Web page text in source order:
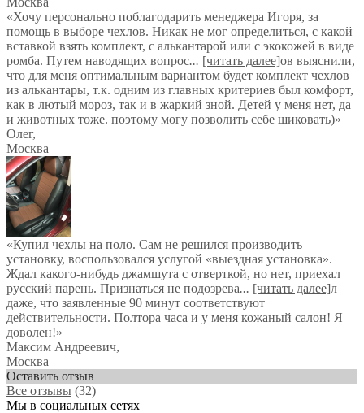
«Хочу персонально поблагодарить менеджера Игоря, за
помощь в выборе чехлов. Никак не мог определиться, с какой
вставкой взять комплект, с алькантарой или с экокожей в виде
ромба. Путем наводящих вопрос... [читать далее]ов выяснили,
что для меня оптимальным вариантом будет комплект чехлов
из алькантары, т.к. одним из главных критериев был комфорт,
как в лютый мороз, так и в жаркий зной. Детей у меня нет, да
и животных тоже. поэтому могу позволить себе шиковать)»
Олег,
Москва
«Купил чехлы на поло. Сам не решился производить
установку, воспользовался услугой «выездная установка».
Ждал какого-нибудь джамшута с отверткой, но нет, приехал
русский парень. Признаться не подозрева... [читать далее]л
даже, что заявленные 90 минут соответствуют
действительности. Полтора часа и у меня кожаный салон! Я
доволен!»
Максим Андреевич,
Москва
Оставить отзыв
Все отзывы (32)
Мы в социальных сетях